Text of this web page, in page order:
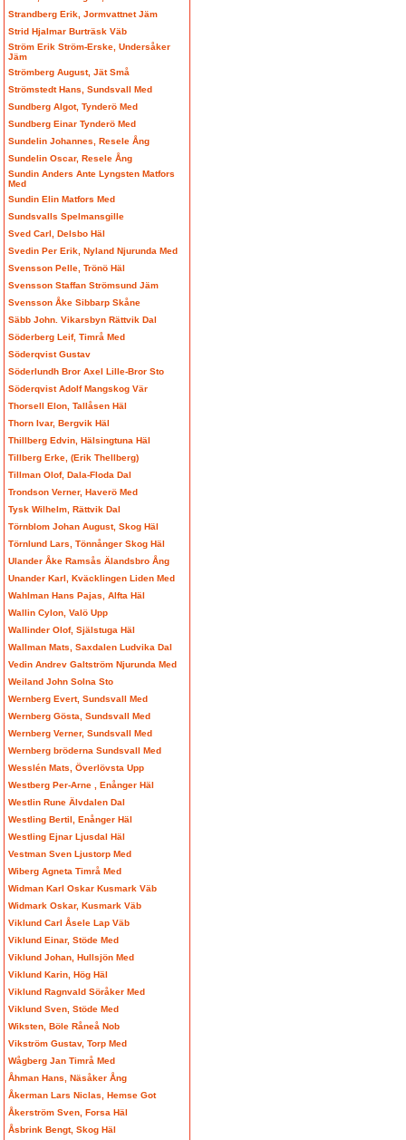
Strandberg Erik, Jormvattnet Jäm
Strid Hjalmar Burträsk Väb
Ström Erik Ström-Erske, Undersåker
Jäm
Strömberg August, Jät Små
Strömstedt Hans, Sundsvall Med
Sundberg Algot, Tynderö Med
Sundberg Einar Tynderö Med
Sundelin Johannes, Resele Ång
Sundelin Oscar, Resele Ång
Sundin Anders Ante Lyngsten Matfors
Med
Sundin Elin Matfors Med
Sundsvalls Spelmansgille
Sved Carl, Delsbo Häl
Svedin Per Erik, Nyland Njurunda Med
Svensson Pelle, Trönö Häl
Svensson Staffan Strömsund Jäm
Svensson Åke Sibbarp Skåne
Säbb John. Vikarsbyn Rättvik Dal
Söderberg Leif, Timrå Med
Söderqvist Gustav
Söderlundh Bror Axel Lille-Bror Sto
Söderqvist Adolf Mangskog Vär
Thorsell Elon, Tallåsen Häl
Thorn Ivar, Bergvik Häl
Thillberg Edvin, Hälsingtuna Häl
Tillberg Erke, (Erik Thellberg)
Tillman Olof, Dala-Floda Dal
Trondson Verner, Haverö Med
Tysk Wilhelm, Rättvik Dal
Törnblom Johan August, Skog Häl
Törnlund Lars, Tönnånger Skog Häl
Ulander Åke Ramsås Älandsbro Ång
Unander Karl, Kväcklingen Liden Med
Wahlman Hans Pajas, Alfta Häl
Wallin Cylon, Valö Upp
Wallinder Olof, Själstuga Häl
Wallman Mats, Saxdalen Ludvika Dal
Vedin Andrev Galtström Njurunda Med
Weiland John Solna Sto
Wernberg Evert, Sundsvall Med
Wernberg Gösta, Sundsvall Med
Wernberg Verner, Sundsvall Med
Wernberg bröderna Sundsvall Med
Wesslén Mats, Överlövsta Upp
Westberg Per-Arne , Enånger Häl
Westlin Rune Älvdalen Dal
Westling Bertil, Enånger Häl
Westling Ejnar Ljusdal Häl
Vestman Sven Ljustorp Med
Wiberg Agneta Timrå Med
Widman Karl Oskar Kusmark Väb
Widmark Oskar, Kusmark Väb
Viklund Carl Åsele Lap Väb
Viklund Einar, Stöde Med
Viklund Johan, Hullsjön Med
Viklund Karin, Hög Häl
Viklund Ragnvald Söråker Med
Viklund Sven, Stöde Med
Wiksten, Böle Råneå Nob
Vikström Gustav, Torp Med
Wågberg Jan Timrå Med
Åhman Hans, Näsåker Ång
Åkerman Lars Niclas, Hemse Got
Åkerström Sven, Forsa Häl
Åsbrink Bengt, Skog Häl